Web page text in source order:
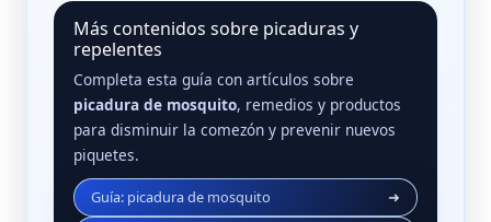
Más contenidos sobre picaduras y
repelentes
Completa esta guía con artículos sobre
picadura de mosquito, remedios y productos
para disminuir la comezón y prevenir nuevos
piquetes.
Guía: picadura de mosquito
➜